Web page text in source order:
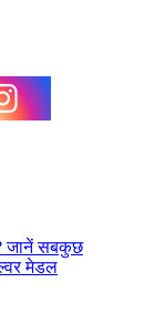
जानें सबकुछ
मेडल